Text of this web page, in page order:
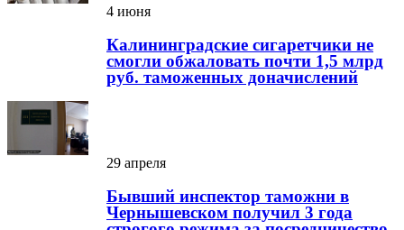
4 июня
Калининградские сигаретчики не
смогли обжаловать почти 1,5 млрд
руб. таможенных доначислений
29 апреля
Бывший инспектор таможни в
Чернышевском получил 3 года